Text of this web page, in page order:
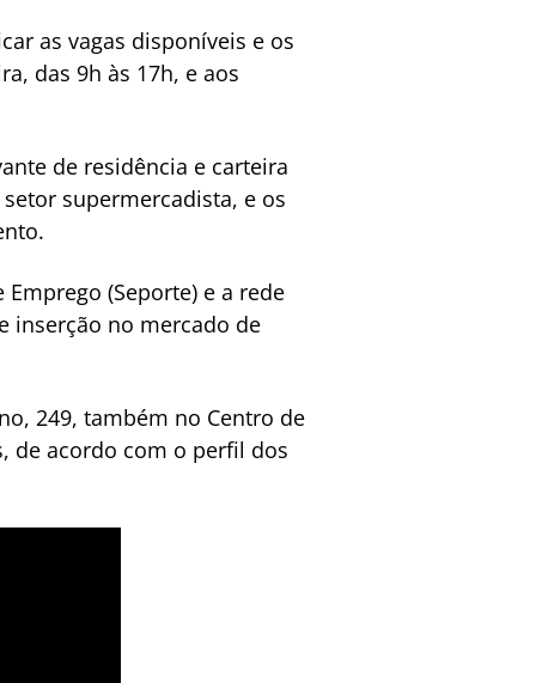
as vagas disponíveis e os
das 9h às 17h, e aos
de residência e carteira
supermercadista, e os
(Seporte) e a rede
inserção no mercado de
249, também no Centro de
de acordo com o perfil dos